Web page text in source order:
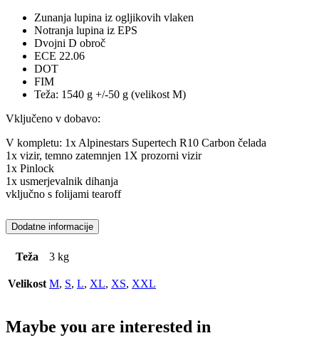
Zunanja lupina iz ogljikovih vlaken
Notranja lupina iz EPS
Dvojni D obroč
ECE 22.06
DOT
FIM
Teža: 1540 g +/-50 g (velikost M)
Vključeno v dobavo:
V kompletu: 1x Alpinestars Supertech R10 Carbon čelada
1x vizir, temno zatemnjen 1X prozorni vizir
1x Pinlock
1x usmerjevalnik dihanja
vključno s folijami tearoff
Dodatne informacije
Teža 3 kg
Velikost M, S, L, XL, XS, XXL
Maybe you are interested in